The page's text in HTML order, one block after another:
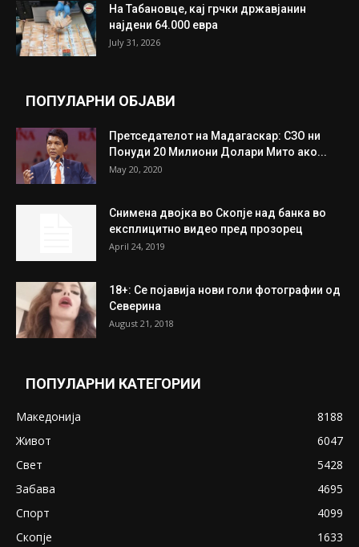
На Табановце, кај грчки државјанин
најдени 64.000 евра
July 31, 2026
ПОПУЛАРНИ ОБЈАВИ
Претседателот на Мадагаскар: СЗО ни
Понуди 20 Милиони Долари Мито ако...
May 20, 2020
Снимена двојка во Скопје над банка во
експлицитно видео пред прозорец
April 24, 2019
18+: Се појавија нови голи фотографии од
Северина
August 21, 2018
ПОПУЛАРНИ КАТЕГОРИИ
Македонија
8188
Живот
6047
Свет
5428
Забава
4695
Спорт
4099
Скопје
1633